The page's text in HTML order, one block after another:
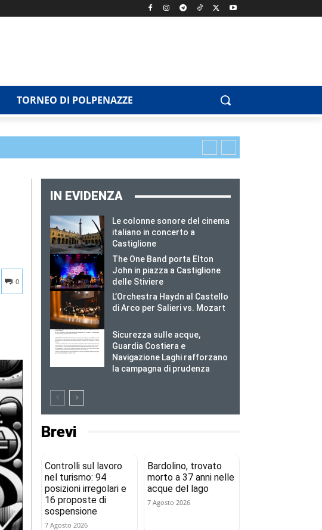
TORNEO DI POLPENAZZE
0
IN EVIDENZA
Le colonne sonore del cinema
italiano in concerto a
Castiglione
The One Band porta Elton
John in piazza a Castiglione
delle Stiviere
L’Orchestra Haydn al Castello
di Arco per Salieri vs. Mozart
Sicurezza sulle acque,
Guardia Costiera e
Navigazione Laghi rafforzano
la campagna di prudenza
Brevi
Controlli sul lavoro
nel turismo: 94
posizioni irregolari e
16 proposte di
sospensione
7 Agosto 2026
Bardolino, trovato
morto a 37 anni nelle
acque del lago
7 Agosto 2026